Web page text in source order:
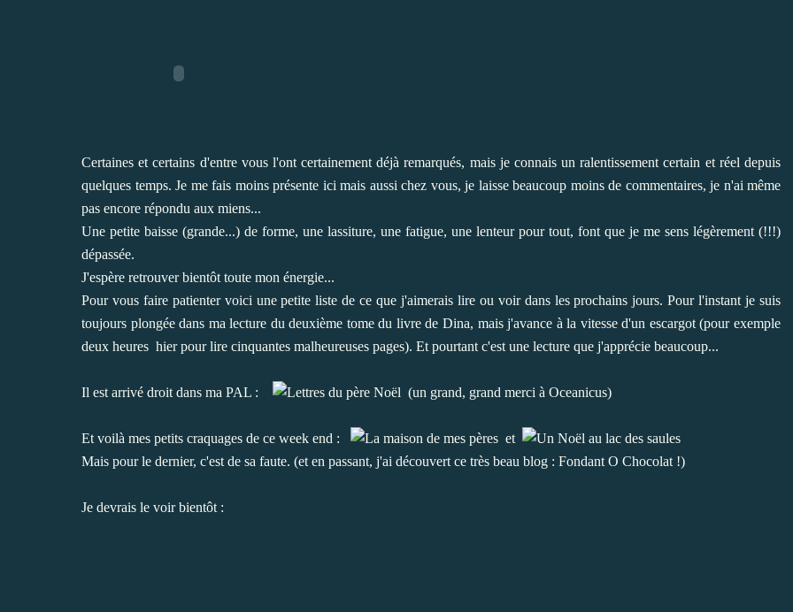
Certaines et certains d'entre vous l'ont certainement déjà remarqués, mais je connais un ralentissement certain et réel depuis
quelques temps. Je me fais moins présente ici mais aussi chez vous, je laisse beaucoup moins de commentaires, je n'ai même
pas encore répondu aux miens...
Une petite baisse (grande...) de forme, une lassiture, une fatigue, une lenteur pour tout, font que je me sens légèrement (!!!)
dépassée.
J'espère retrouver bientôt toute mon énergie...
Pour vous faire patienter voici une petite liste de ce que j'aimerais lire ou voir dans les prochains jours. Pour l'instant je suis
toujours plongée dans ma lecture du deuxième tome du livre de Dina, mais j'avance à la vitesse d'un escargot (pour exemple
deux heures hier pour lire cinquantes malheureuses pages). Et pourtant c'est une lecture que j'apprécie beaucoup...
Il est arrivé droit dans ma PAL : (un grand, grand merci à Oceanicus)
Et voilà mes petits craquages de ce week end :
et
Mais pour le dernier, c'est de sa faute. (et en passant, j'ai découvert ce très beau blog : Fondant O Chocolat !)
Je devrais le voir bientôt :